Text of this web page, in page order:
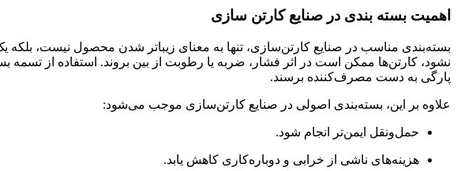
اهمیت بسته بندی در صنایع کارتن سازی
بسته‌بندی مناسب در صنایع کارتن‌سازی، تنها به معنای زیباتر شدن محصول نیست،
نشود، کارتن‌ها ممکن است در اثر فشار، ضربه یا رطوبت از بین بروند. استفاده از تسمه
پارگی به دست مصرف‌کننده برسند.
علاوه بر این، بسته‌بندی اصولی در صنایع کارتن‌سازی موجب می‌شود:
حمل‌ونقل ایمن‌تر انجام شود.
هزینه‌های ناشی از خرابی و دوباره‌کاری کاهش یابد.